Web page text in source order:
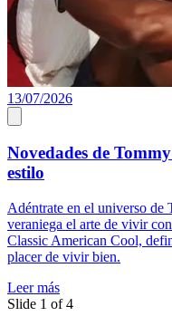
13/07/2026
Novedades de
estilo
Adéntrate en el universo de
veraniega el arte de vivir
Classic American Cool,
placer de vivir bien.
Leer más
Slide 1 of 4